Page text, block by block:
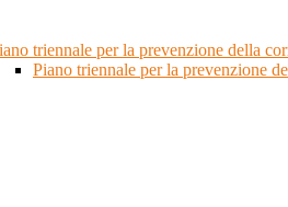
triennale per la prevenzione della
Piano triennale per la prevenzione